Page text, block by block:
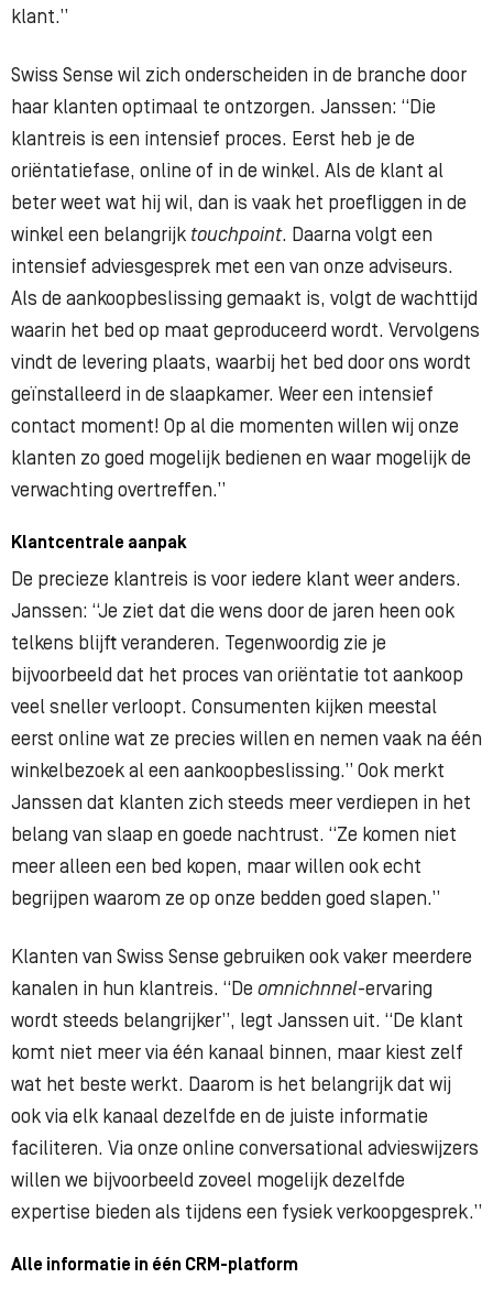
klant.”
Swiss Sense wil zich onderscheiden in de branche door
haar klanten optimaal te ontzorgen. Janssen: “Die
klantreis is een intensief proces. Eerst heb je de
oriëntatiefase, online of in de winkel. Als de klant al
beter weet wat hij wil, dan is vaak het proefliggen in de
winkel een belangrijk touchpoint. Daarna volgt een
intensief adviesgesprek met een van onze adviseurs.
Als de aankoopbeslissing gemaakt is, volgt de wachttijd
waarin het bed op maat geproduceerd wordt. Vervolgens
vindt de levering plaats, waarbij het bed door ons wordt
geïnstalleerd in de slaapkamer. Weer een intensief
contact moment! Op al die momenten willen wij onze
klanten zo goed mogelijk bedienen en waar mogelijk de
verwachting overtreffen.”
Klantcentrale aanpak
De precieze klantreis is voor iedere klant weer anders.
Janssen: “Je ziet dat die wens door de jaren heen ook
telkens blijft veranderen. Tegenwoordig zie je
bijvoorbeeld dat het proces van oriëntatie tot aankoop
veel sneller verloopt. Consumenten kijken meestal
eerst online wat ze precies willen en nemen vaak na één
winkelbezoek al een aankoopbeslissing.” Ook merkt
Janssen dat klanten zich steeds meer verdiepen in het
belang van slaap en goede nachtrust. “Ze komen niet
meer alleen een bed kopen, maar willen ook echt
begrijpen waarom ze op onze bedden goed slapen.”
Klanten van Swiss Sense gebruiken ook vaker meerdere
kanalen in hun klantreis. “De omnichnnel-ervaring
wordt steeds belangrijker”, legt Janssen uit. “De klant
komt niet meer via één kanaal binnen, maar kiest zelf
wat het beste werkt. Daarom is het belangrijk dat wij
ook via elk kanaal dezelfde en de juiste informatie
faciliteren. Via onze online conversational advieswijzers
willen we bijvoorbeeld zoveel mogelijk dezelfde
expertise bieden als tijdens een fysiek verkoopgesprek.”
Alle informatie in één CRM-platform